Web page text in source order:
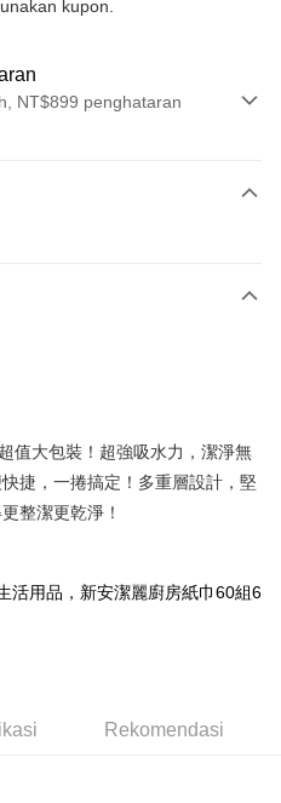
kupon.
NT$899 penghataran
selepas pengesahan SMS.
disahkan. Produk akan
anda menerima produk. Sila buat
值大包裝！超強吸水力，潔淨無
捷，一捲搞定！多重層設計，堅
整潔更乾淨！
活用品，新安潔麗廚房紙巾60組6
Rekomendasi